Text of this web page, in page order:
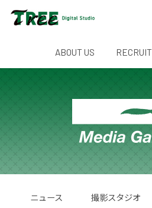
ABOUT US RECRUIT
ニュース 撮影スタジオ